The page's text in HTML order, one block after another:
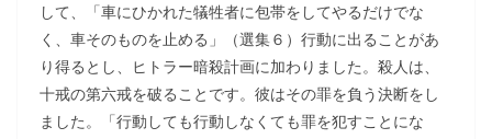
して、「車にひかれた犠牲者に包帯をしてやるだけでな
く、車そのものを止める」（選集６）行動に出ることがあ
り得るとし、ヒトラー暗殺計画に加わりました。殺人は、
十戒の第六戒を破ることです。彼はその罪を負う決断をし
ました。「行動しても行動しなくても罪を犯すことにな